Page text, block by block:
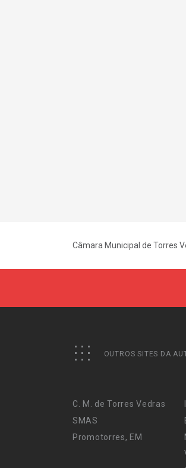
Câmara Municipal de Torres
OUTROS SITES DA
C. M. de Torres Vedras
SMAS
Promotorres, EM